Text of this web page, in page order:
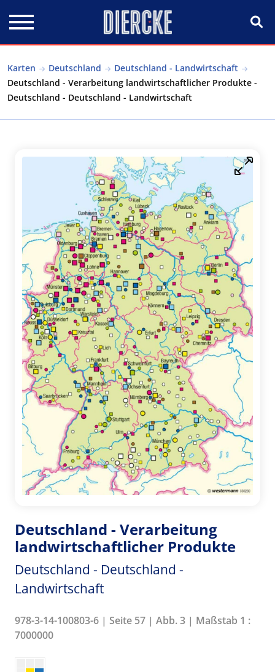
Karten Deutschland
Deutschland - Landwirtschaft
Deutschland - Verarbeitung landwirtschaftlicher Produkte -
Deutschland - Deutschland - Landwirtschaft
Deutschland - Verarbeitung
landwirtschaftlicher Produkte
Deutschland - Deutschland -
Landwirtschaft
978-3-14-100803-6 | Seite 57 | Abb. 3 | Maßstab 1 :
7000000